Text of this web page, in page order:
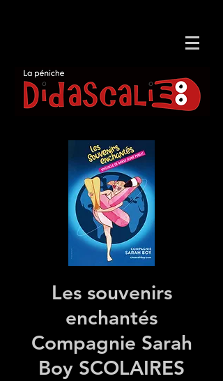
Les souvenirs
enchantés
Compagnie Sarah
Boy SCOLAIRES